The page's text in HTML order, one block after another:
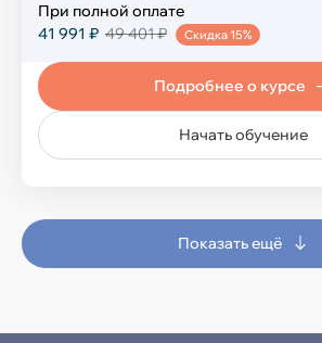
При полной оплате
41 991 ₽ 49 401 ₽ Скидка 15%
Начать обучение
Подробнее о курсе
Показать ещё